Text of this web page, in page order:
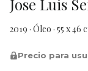
Jose Luis
2019 · Óleo · 55 x 46
Precio para